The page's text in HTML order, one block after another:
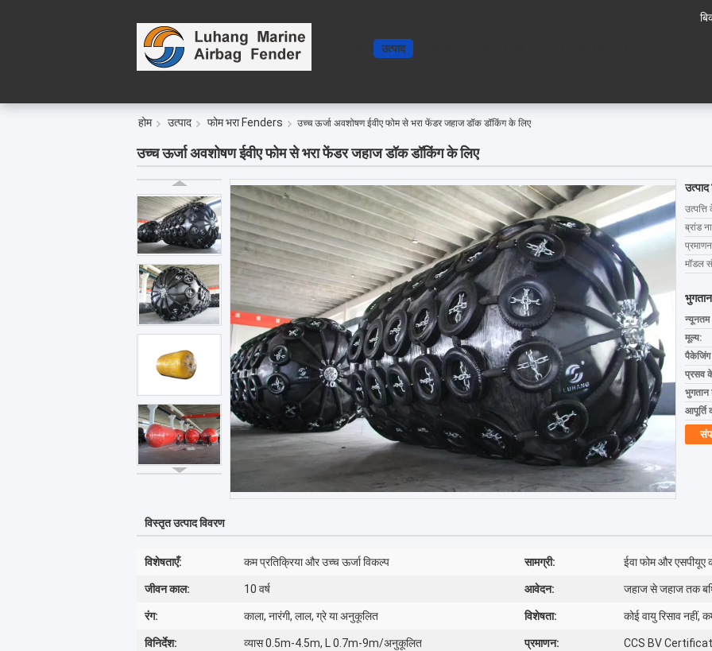
उत्पाद
होम उत्पाद फोम भरा Fenders उच्च ऊर्जा अवशोषण ईवीए फोम से भरा फेंडर जहाज डॉक डॉकिंग के लिए
उच्च ऊर्जा अवशोषण ईवीए फोम से भरा फेंडर जहाज डॉक डॉकिंग के लिए
उत्पाद
ब्रांड
मॉडल
न्यूनतम
मूल्य:
पैकेजिंग
प्रसव
भुगतान
आपूर्ति
विस्तृत उत्पाद विवरण
विशेषताएँ: कम प्रतिक्रिया और उच्च ऊर्जा विकल्प सामग्री: ईवा फोम और एसपीयूए
जीवन काल: 10 वर्ष आवेदन: जहाज से जहाज तक
रंग: काला, नारंगी, लाल, ग्रे या अनुकूलित विशेषता: कोई वायु रिसाव नहीं,
विनिर्देश: व्यास 0.5m-4.5m, L 0.7m-9m/अनुकूलित प्रमाणन: CCS BV